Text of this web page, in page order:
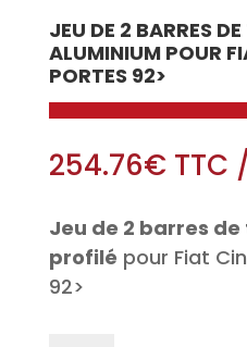
JEU DE 2 BARRES
ALUMINIUM POUR
PORTES 92>
254.76€TTC /
Jeu de 2 barres
profilé pour Fiat
92>